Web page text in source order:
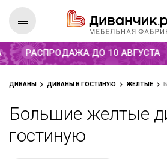
Распродажа до 10 августа
РАСПРОДАЖА ДО 10 АВГУСТА
ДИВАНЫ ДИВАНЫ В ГОСТИНУЮ ЖЕЛТЫЕ
Большие желтые
гостиную